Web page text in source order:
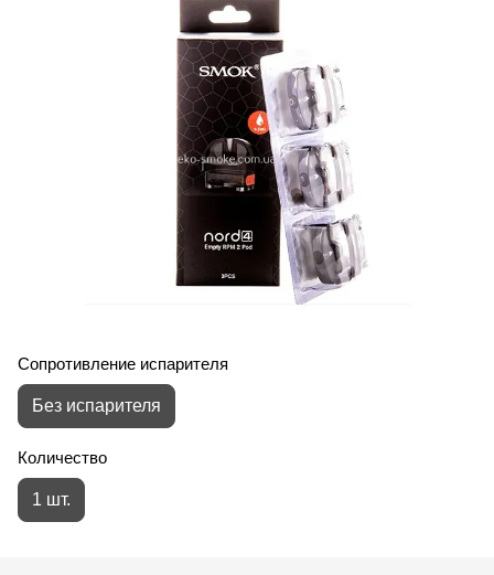
Сопротивление испарителя
Без испарителя
Количество
1 шт.